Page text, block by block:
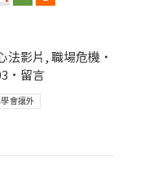
法影片 ,職場危機
留言
會攘外